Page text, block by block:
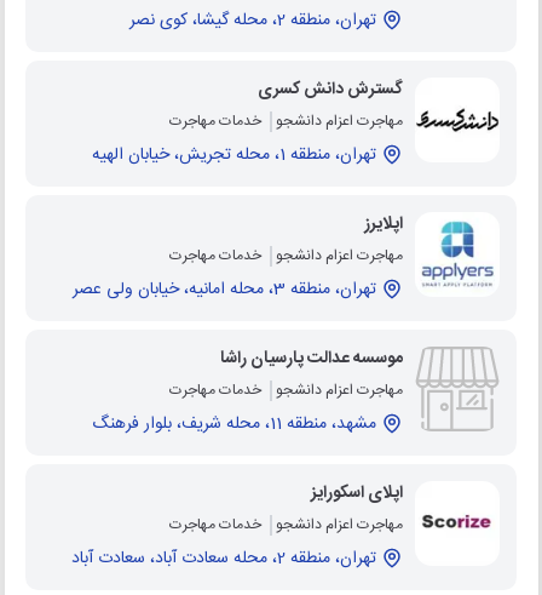
تهران، منطقه 2، محله گیشا، کوی نصر
گسترش دانش کسری
مهاجرت اعزام دانشجو خدمات مهاجرت
تهران، منطقه 1، محله تجریش، خیابان الهیه
اپلایرز
مهاجرت اعزام دانشجو خدمات مهاجرت
تهران، منطقه 3، محله امانیه، خیابان ولی عصر
موسسه عدالت پارسیان راشا
مهاجرت اعزام دانشجو خدمات مهاجرت
مشهد، منطقه 11، محله شریف، بلوار فرهنگ
اپلای اسکورایز
مهاجرت اعزام دانشجو خدمات مهاجرت
تهران، منطقه 2، محله سعادت آباد، سعادت آباد